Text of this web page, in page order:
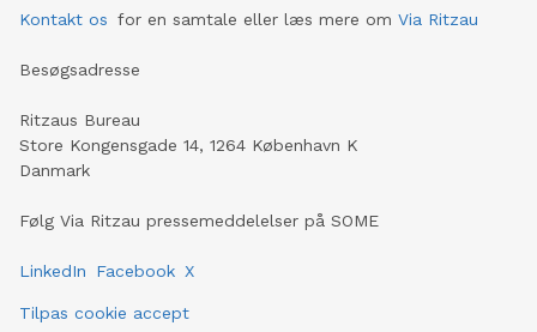
Kontakt os for en samtale eller læs mere om Via Ritzau
Besøgsadresse
Ritzaus Bureau
Store Kongensgade 14, 1264 København K
Danmark
Følg Via Ritzau pressemeddelelser på SOME
LinkedIn Facebook X
Tilpas cookie accept